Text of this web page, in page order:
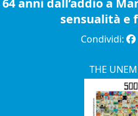
64 anni dall’addio a
sensualità e
Condividi:
THE